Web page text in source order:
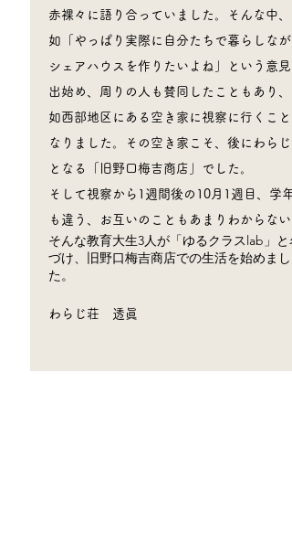
赤裸々に語り合っていました。そんな中、
如「やっぱり実際に自分たちで暮らしなが
シェアハウスを作りたいよね」という意見
出始め、周りの人も賛同したこともあり、
如西部地区にある空き家に視察に行くこと
なりました。その空き家こそ、後にわらじ
となる「旧野口梅吉商店」でした。
​そして視察から1週間後の10月1週目、学年
も違う、お互いのこともあまりわからない
そんな教育大生3人が「ゆるクラスlab」と
づけ、旧野口梅吉商店での生活を始めまし
た。
​わらじ荘 透眞